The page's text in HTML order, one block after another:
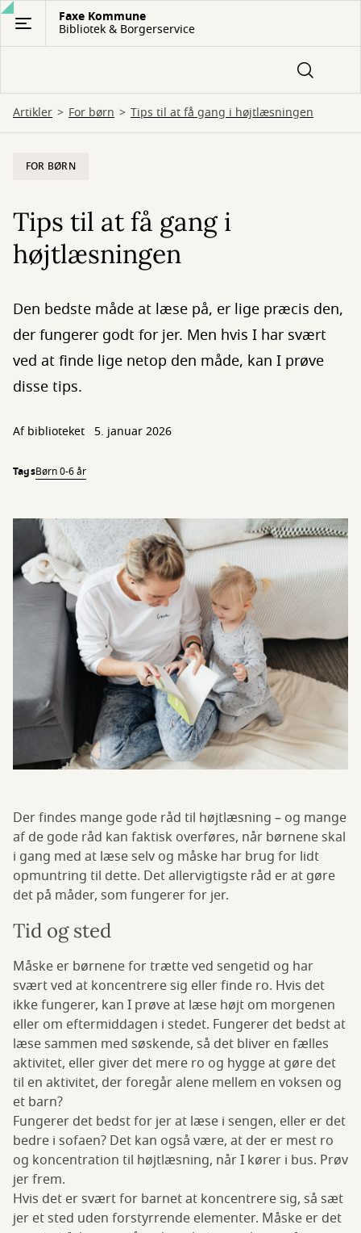
Gå
hovedindhold
Faxe Kommune
Bibliotek & Borgerservice
Artikler For børn Tips til at få gang i højtlæsningen
FOR BØRN
Tips til at få gang i
højtlæsningen
Den bedste måde at læse på, er lige præcis den,
der fungerer godt for jer. Men hvis I har svært
ved at finde lige netop den måde, kan I prøve
disse tips.
Af biblioteket 5. januar 2026
TagsBørn 0-6 år
Der findes mange gode råd til højtlæsning – og mange
af de gode råd kan faktisk overføres, når børnene skal
i gang med at læse selv og måske har brug for lidt
opmuntring til dette. Det allervigtigste råd er at gøre
det på måder, som fungerer for jer.
Tid og sted
Måske er børnene for trætte ved sengetid og har
svært ved at koncentrere sig eller finde ro. Hvis det
ikke fungerer, kan I prøve at læse højt om morgenen
eller om eftermiddagen i stedet. Fungerer det bedst at
læse sammen med søskende, så det bliver en fælles
aktivitet, eller giver det mere ro og hygge at gøre det
til en aktivitet, der foregår alene mellem en voksen og
et barn?
Fungerer det bedst for jer at læse i sengen, eller er det
bedre i sofaen? Det kan også være, at der er mest ro
og koncentration til højtlæsning, når I kører i bus. Prøv
jer frem.
Hvis det er svært for barnet at koncentrere sig, så sæt
jer et sted uden forstyrrende elementer. Måske er det